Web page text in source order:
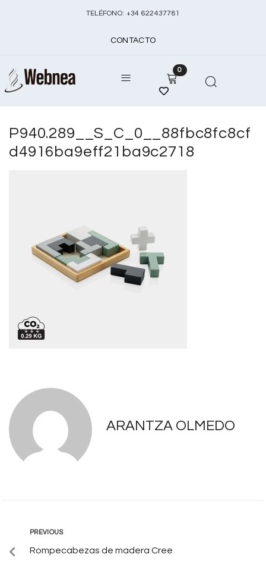
TELÉFONO: +34 622437781
CONTACTO
0
P940.289__S_C_0__88fbc8fc8cf
d4916ba9eff21ba9c2718
ARANTZA OLMEDO
PREVIOUS
Rompecabezas de madera Cree